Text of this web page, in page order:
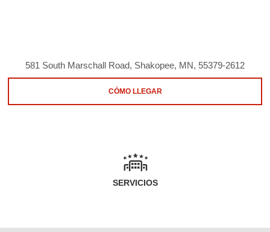
581 South Marschall Road, Shakopee, MN, 55379-2612
CÓMO LLEGAR
SERVICIOS